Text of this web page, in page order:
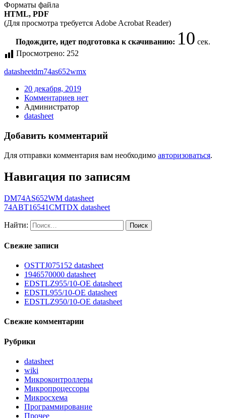
Форматы файла
HTML, PDF
(Для просмотра требуется Adobe Acrobat Reader)
Подождите, идет подготовка к скачиванию: 10 сек.
Просмотрено: 252
datasheetdm74as652wmx
20 декабря, 2019
Комментариев нет
Администратор
datasheet
Добавить комментарий
Для отправки комментария вам необходимо авторизоваться.
Навигация по записям
DM74AS652WM datasheet
74ABT16541CMTDX datasheet
Найти:
Свежие записи
OSTTJ075152 datasheet
1946570000 datasheet
EDSTLZ955/10-OE datasheet
EDSTL955/10-OE datasheet
EDSTLZ950/10-OE datasheet
Свежие комментарии
Рубрики
datasheet
wiki
Микроконтроллеры
Микропроцессоры
Микросхема
Программирование
Прочее